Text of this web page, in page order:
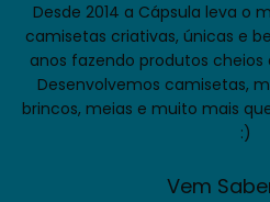
Desde 2014 a Cápsula leva o
camisetas criativas, únicas e
anos fazendo produtos cheios
Desenvolvemos camisetas,
brincos, meias e muito mais
:)
Vem